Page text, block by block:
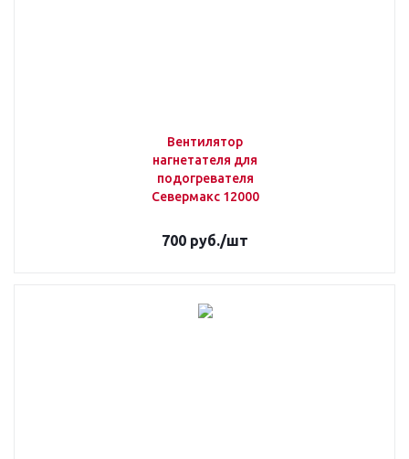
Вентилятор
нагнетателя для
подогревателя
Севермакс 12000
700 руб./шт